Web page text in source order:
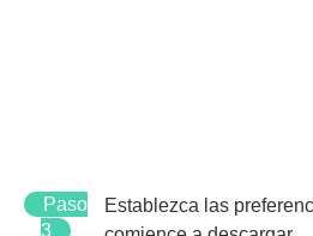
Paso
3
Establezca las